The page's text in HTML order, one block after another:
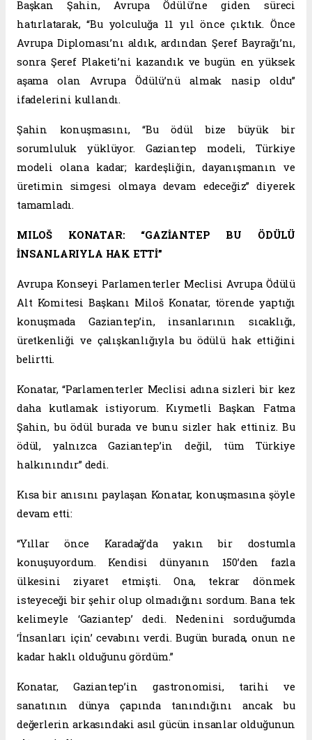
Başkan Şahin, Avrupa Ödülü’ne giden süreci
hatırlatarak, “Bu yolculuğa 11 yıl önce çıktık. Önce
Avrupa Diploması’nı aldık, ardından Şeref Bayrağı’nı,
sonra Şeref Plaketi’ni kazandık ve bugün en yüksek
aşama olan Avrupa Ödülü’nü almak nasip oldu”
ifadelerini kullandı.
Şahin konuşmasını, “Bu ödül bize büyük bir
sorumluluk yüklüyor. Gaziantep modeli, Türkiye
modeli olana kadar; kardeşliğin, dayanışmanın ve
üretimin simgesi olmaya devam edeceğiz” diyerek
tamamladı.
MILOŠ KONATAR: “GAZİANTEP BU ÖDÜLÜ
İNSANLARIYLA HAK ETTİ”
Avrupa Konseyi Parlamenterler Meclisi Avrupa Ödülü
Alt Komitesi Başkanı Miloš Konatar, törende yaptığı
konuşmada Gaziantep’in, insanlarının sıcaklığı,
üretkenliği ve çalışkanlığıyla bu ödülü hak ettiğini
belirtti.
Konatar, “Parlamenterler Meclisi adına sizleri bir kez
daha kutlamak istiyorum. Kıymetli Başkan Fatma
Şahin, bu ödül burada ve bunu sizler hak ettiniz. Bu
ödül, yalnızca Gaziantep’in değil, tüm Türkiye
halkınındır” dedi.
Kısa bir anısını paylaşan Konatar, konuşmasına şöyle
devam etti:
“Yıllar önce Karadağ’da yakın bir dostumla
konuşuyordum. Kendisi dünyanın 150’den fazla
ülkesini ziyaret etmişti. Ona, tekrar dönmek
isteyeceği bir şehir olup olmadığını sordum. Bana tek
kelimeyle ‘Gaziantep’ dedi. Nedenini sorduğumda
‘İnsanları için’ cevabını verdi. Bugün burada, onun ne
kadar haklı olduğunu gördüm.”
Konatar, Gaziantep’in gastronomisi, tarihi ve
sanatının dünya çapında tanındığını ancak bu
değerlerin arkasındaki asıl gücün insanlar olduğunun